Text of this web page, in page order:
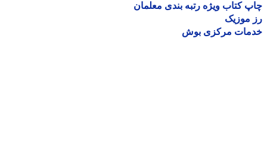
کتاب ویژه رتبه بندی معلمان
موزیک
مرکزی بوش